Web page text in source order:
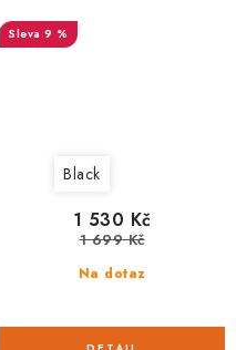
9 %
Black
Na dotaz
1 530 Kč
1 699 Kč